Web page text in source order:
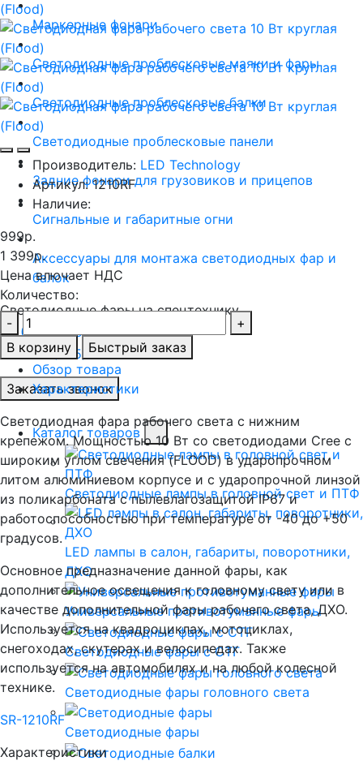
Маркерные фонари
Светодиодные проблесковые маяки и фары
Светодиодные проблесковые балки
Светодиодные проблесковые панели
Задние фонари для грузовиков и прицепов
Сигнальные и габаритные огни
Аксессуары для монтажа светодиодных фар и
балок
Светодиодные фары на спецтехнику
+7 (499) 390-79-02
+7 (925) 835-70-27
Заказать звонок
Каталог товаров
Светодиодные лампы в головной свет и ПТФ
LED лампы в салон, габариты, поворотники,
ДХО
Универсальные противотуманные фары
Светодиодные фары с СТГ
Светодиодные фары головного света
Светодиодные фары
Производитель: LED Technology
Артикул:1210RF
Наличие:
999р.
1 399р.
Цена влючает НДС
Количество:
-
+
В корзину
Быстрый заказ
Обзор товара
Характеристики
Светодиодная фара рабочего света с нижним
крепежом. Мощностью 10 Вт со светодиодами Cree с
широким углом свечения (FLOOD) в ударопрочном
литом алюминиевом корпусе и с ударопрочной линзой
из поликарбоната с пылевлагозащитой IP67 и
работоспособностью при температуре от -40 до +50
градусов.
Основное предназначение данной фары, как
дополнительное освещения к головному свету или в
качестве дополнительной фары рабочего света, ДХО.
Используется на квадроциклах, мотоциклах,
снегоходах, скутерах и велосипедах. Также
используется на автомобилях и на любой колесной
технике.
SR-1210RF
Характеристики